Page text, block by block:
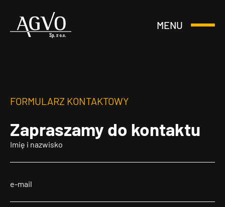
Header
MENU
Otwórz
FORMULARZ KONTAKTOWY
Zapraszamy do kontaktu